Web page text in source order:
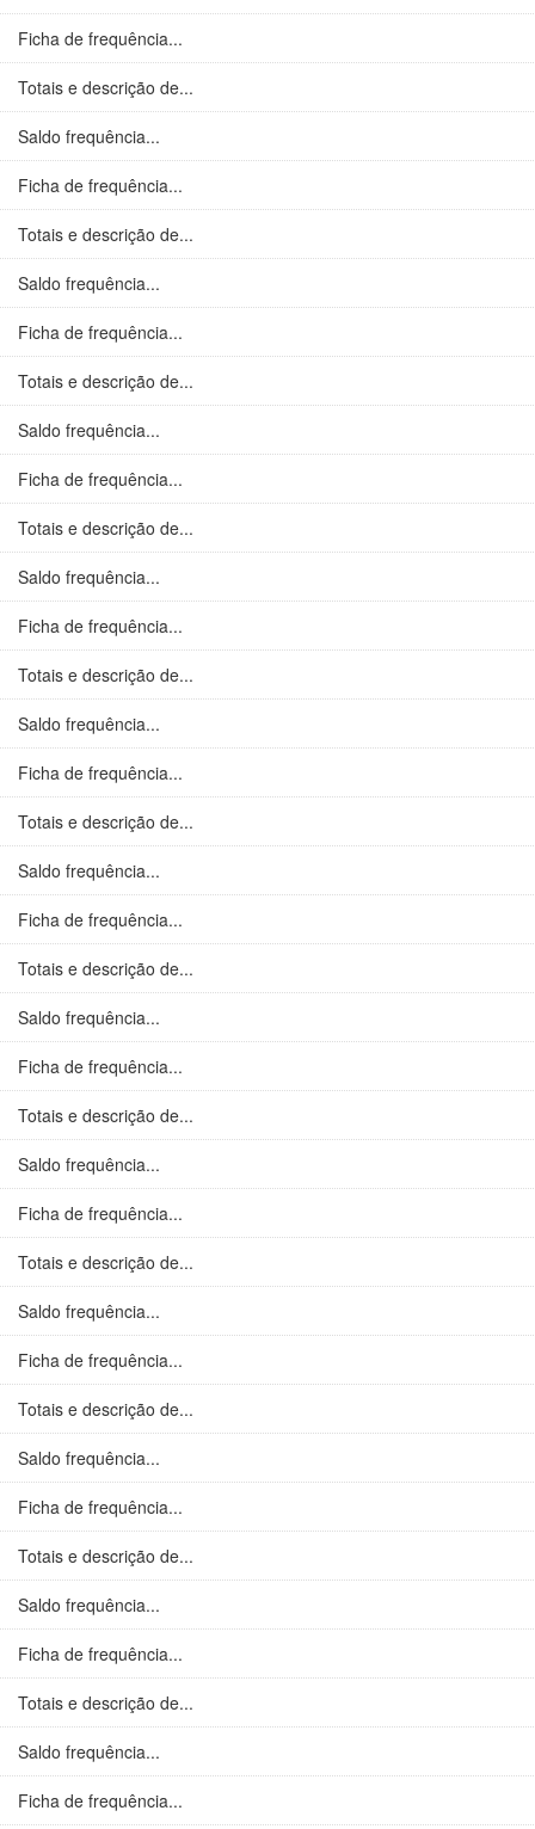
Ficha de frequência...
Totais e descrição de...
Saldo frequência...
Ficha de frequência...
Totais e descrição de...
Saldo frequência...
Ficha de frequência...
Totais e descrição de...
Saldo frequência...
Ficha de frequência...
Totais e descrição de...
Saldo frequência...
Ficha de frequência...
Totais e descrição de...
Saldo frequência...
Ficha de frequência...
Totais e descrição de...
Saldo frequência...
Ficha de frequência...
Totais e descrição de...
Saldo frequência...
Ficha de frequência...
Totais e descrição de...
Saldo frequência...
Ficha de frequência...
Totais e descrição de...
Saldo frequência...
Ficha de frequência...
Totais e descrição de...
Saldo frequência...
Ficha de frequência...
Totais e descrição de...
Saldo frequência...
Ficha de frequência...
Totais e descrição de...
Saldo frequência...
Ficha de frequência...